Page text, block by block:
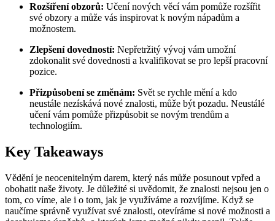
Rozšíření obzorů: Učení nových věcí vám pomůže rozšířit
své obzory a může vás inspirovat k novým nápadům a
možnostem.
Zlepšení dovedností: Nepřetržitý vývoj vám umožní
zdokonalit své dovednosti a kvalifikovat se pro lepší pracovní
pozice.
Přizpůsobení se změnám: Svět se rychle mění a kdo
neustále nezískává nové znalosti, může být pozadu. Neustálé
učení vám pomůže přizpůsobit se novým trendům a
technologiím.
Key Takeaways
Vědění je neocenitelným darem, který nás může posunout vpřed a
obohatit naše životy. Je důležité si uvědomit, že znalosti nejsou jen o
tom, co víme, ale i o tom, jak je využíváme a rozvíjíme. Když se
naučíme správně využívat své znalosti, otevíráme si nové možnosti a